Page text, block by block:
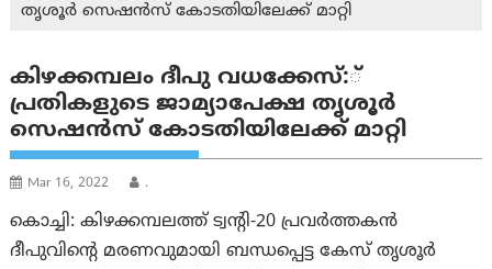
തൃശൂര്‍ സെഷന്‍സ് കോടതിയിലേക്ക് മാറ്റി
കിഴക്കമ്പലം ദീപു വധക്കേസ്:്
പ്രതികളുടെ ജാമ്യാപേക്ഷ തൃശൂര്‍
സെഷന്‍സ് കോടതിയിലേക്ക് മാറ്റി
Mar 16, 2022 .
കൊച്ചി: കിഴക്കമ്പലത്ത് ട്വന്റി-20 പ്രവര്‍ത്തകന്‍
ദീപുവിന്റെ മരണവുമായി ബന്ധപ്പെട്ട കേസ് തൃശൂര്‍